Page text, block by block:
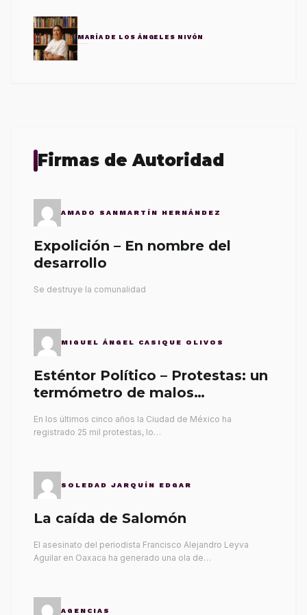
MARÍA DE LOS ÁNGELES NIVÓN
Firmas de Autoridad
AMADO SANMARTÍN HERNÁNDEZ
Expolición – En nombre del
desarrollo
Se destruye la comunalidad
MIGUEL ÁNGEL CASIQUE OLIVOS
Esténtor Político – Protestas: un
termómetro de malos
En los últimos cinco años la Ciudad de México ha
registrado 25 mil protestas, lo…
SOLEDAD JARQUÍN EDGAR
La caída de Salomón
El asesinato del periodista Francisco Alejandro Leyva
Aguilar en Oaxaca ha generado una ola de…
AGENCIAS